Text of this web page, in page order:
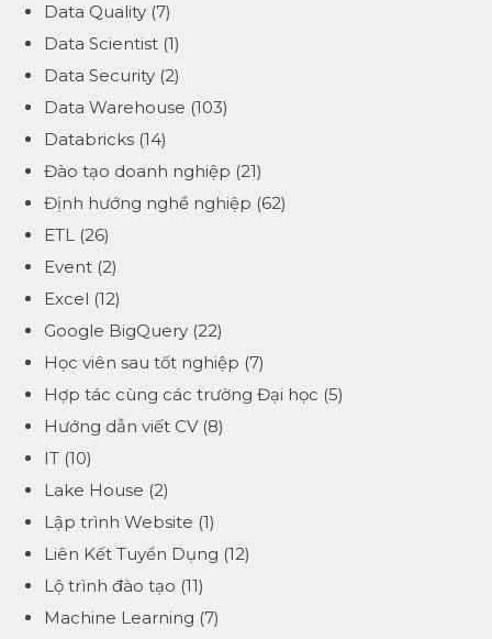
Data Quality (7)
Data Scientist (1)
Data Security (2)
Data Warehouse (103)
Databricks (14)
Đào tạo doanh nghiệp (21)
Định hướng nghề nghiệp (62)
ETL (26)
Event (2)
Excel (12)
Google BigQuery (22)
Học viên sau tốt nghiệp (7)
Hợp tác cùng các trường Đại học (5)
Hướng dẫn viết CV(8)
IT (10)
Lake House (2)
Lập trình Website (1)
Liên Kết Tuyển Dụng (12)
Lộ trình đào tạo (11)
Machine Learning (7)